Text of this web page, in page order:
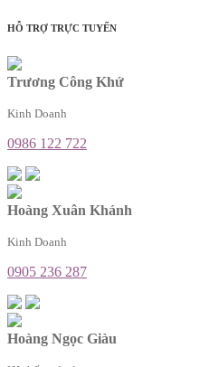
HỖ TRỢ TRỰC TUYẾN
Trương Công Khứ
Kinh Doanh
0986 122 722
Hoàng Xuân Khánh
Kinh Doanh
0905 236 287
Hoàng Ngọc Giàu